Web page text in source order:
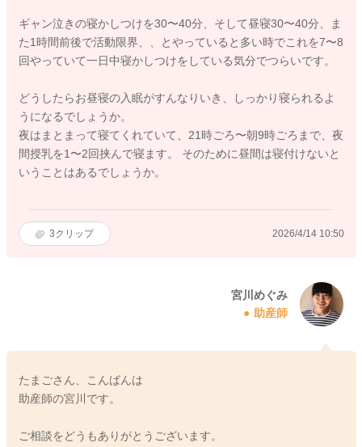
ギャン泣きの寝かしつけを30〜40分、そして昼寝30〜40分、ま
た1時間前後で活動限界、、とやっていると多い時でこれを7〜8
回やっていて一日中寝かしつけをしている気分でつらいです。
どうしたらお昼寝の入眠がすんなりいき、しっかり寝られるよ
うになるでしょうか。
夜はまとまって寝てくれていて、21時ごろ〜朝9時ごろまで、夜
間授乳を1〜2回挟んで寝ます。 そのために昼間は寝付けないと
いうことはあるでしょうか。
3クリップ 2026/4/14 10:50
宮川めぐみ
助産師
たまごさん、こんばんは
助産師の宮川です。
ご相談をどうもありがとうございます。